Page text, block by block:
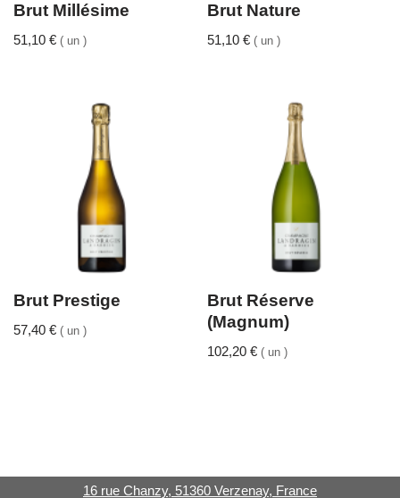
Brut Millésime
51,10 € ( un )
Brut Nature
51,10€ ( un )
Brut Prestige
57,40 € ( un )
Brut Réserve
(Magnum)
102,20€ ( un )
16 rue Chanzy, 51360 Verzenay, France